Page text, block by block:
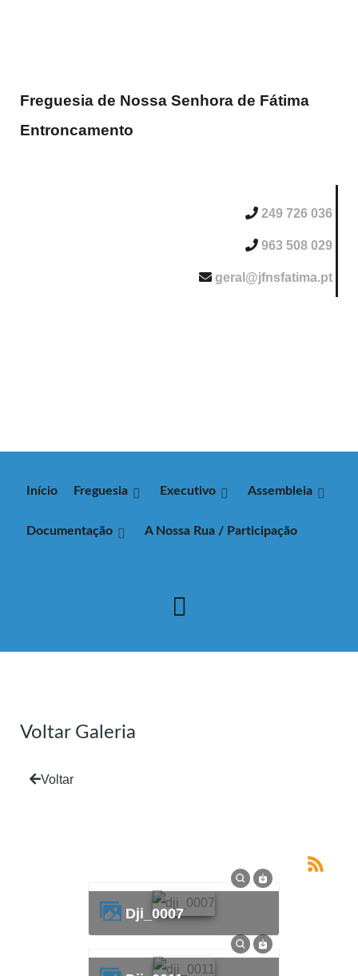
Freguesia de Nossa Senhora de Fátima
Entroncamento
249 726 036
963 508 029
geral@jfnsfatima.pt
Início Freguesia Executivo Assembleia
Documentação A Nossa Rua / Participação
Voltar Galeria
Voltar
dji_0007